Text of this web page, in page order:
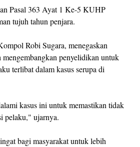
Pasal 363 Ayat 1 Ke-5 KUHP
tujuh tahun penjara.
Robi Sugara, menegaskan
penyelidikan untuk
terlibat dalam kasus serupa di
kasus ini untuk memastikan tidak
pelaku," ujarnya.
bagi masyarakat untuk lebih